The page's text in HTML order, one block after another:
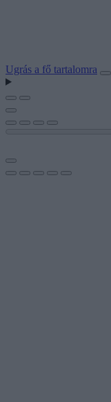
Ugrás a fő tartalomra